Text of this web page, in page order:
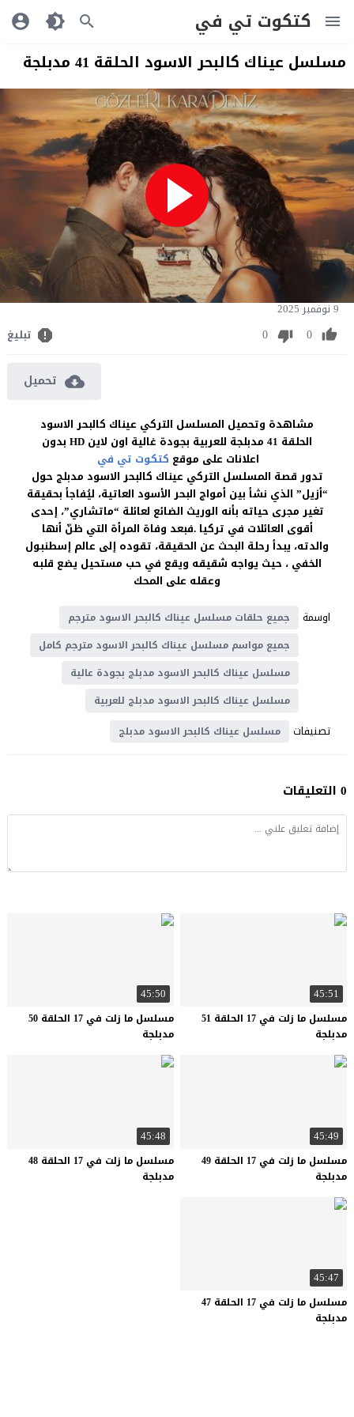
كتكوت تي في
مسلسل عيناك كالبحر الاسود الحلقة 41 مدبلجة
9 نوفمبر 2025
0
0 تبليغ
تحميل
مشاهدة وتحميل المسلسل التركي عيناك كالبحر الاسود
الحلقة 41 مدبلجة للعربية بجودة غالية اون لاين HD بدون
اعلانات على موقع كتكوت تي في
تدور قصة المسلسل التركي عيناك كالبحر الاسود مدبلج حول
“أزيل” الذي نشأ بين أمواج البحر الأسود العاتية، ليُفاجأ بحقيقة
تغير مجرى حياته بأنه الوريث الضائع لعائلة “ماتشاري”، إحدى
أقوى العائلات في تركيا .فبعد وفاة المرأة التي ظنّ أنها
والدته، يبدأ رحلة البحث عن الحقيقة، تقوده إلى عالم إسطنبول
الخفي ، حيث يواجه شقيقه ويقع في حب مستحيل يضع قلبه
وعقله على المحك
اوسمة
جميع حلقات مسلسل عيناك كالبحر الاسود مترجم
جميع مواسم مسلسل عيناك كالبحر الاسود مترجم كامل
مسلسل عيناك كالبحر الاسود مدبلج بجودة عالية
مسلسل عيناك كالبحر الاسود مدبلج للعربية
تصنيفات مسلسل عيناك كالبحر الاسود مدبلج
0 التعليقات
45:51
مسلسل ما زلت في 17 الحلقة 51
مدبلجة
45:50
مسلسل ما زلت في 17 الحلقة 50
مدبلجة
45:49
مسلسل ما زلت في 17 الحلقة 49
مدبلجة
45:48
مسلسل ما زلت في 17 الحلقة 48
مدبلجة
45:47
مسلسل ما زلت في 17 الحلقة 47
مدبلجة